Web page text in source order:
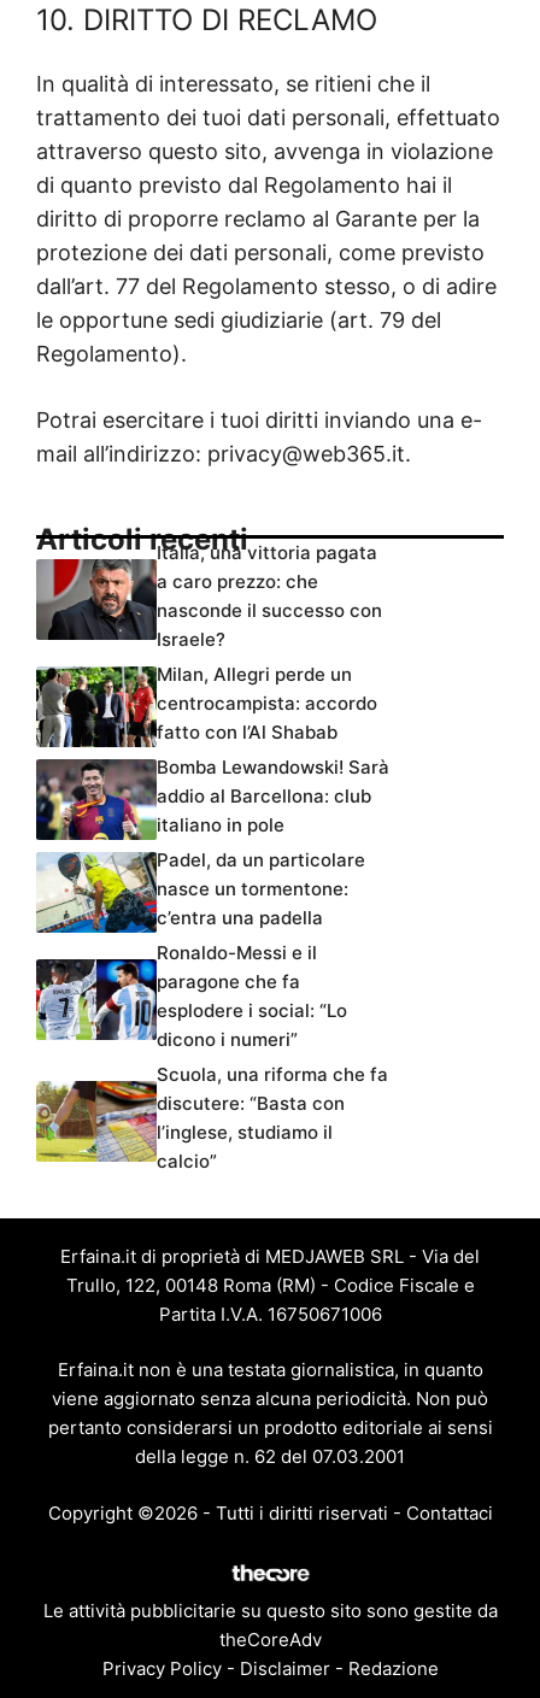
10. DIRITTO DI RECLAMO
In qualità di interessato, se ritieni che il
trattamento dei tuoi dati personali, effettuato
attraverso questo sito, avvenga in violazione
di quanto previsto dal Regolamento hai il
diritto di proporre reclamo al Garante per la
protezione dei dati personali, come previsto
dall’art. 77 del Regolamento stesso, o di adire
le opportune sedi giudiziarie (art. 79 del
Regolamento).
Potrai esercitare i tuoi diritti inviando una e-
mail all’indirizzo: privacy@web365.it.
Articoli recentiItalia, una vittoria pagata
a caro prezzo: che
nasconde il successo con
Israele?
Milan, Allegri perde un
centrocampista: accordo
fatto con l’Al Shabab
Bomba Lewandowski! Sarà
addio al Barcellona: club
italiano in pole
Padel, da un particolare
nasce un tormentone:
c’entra una padella
Ronaldo-Messi e il
paragone che fa
esplodere i social: “Lo
dicono i numeri”
Scuola, una riforma che fa
discutere: “Basta con
l’inglese, studiamo il
calcio”
Erfaina.it di proprietà di MEDJAWEB SRL - Via del
Trullo, 122, 00148 Roma (RM) - Codice Fiscale e
Partita I.V.A. 16750671006
Erfaina.it non è una testata giornalistica, in quanto
viene aggiornato senza alcuna periodicità. Non può
pertanto considerarsi un prodotto editoriale ai sensi
della legge n. 62 del 07.03.2001
Copyright ©2026 - Tutti i diritti riservati - Contattaci
Le attività pubblicitarie su questo sito sono gestite da
theCoreAdv
Privacy Policy- Disclaimer- Redazione